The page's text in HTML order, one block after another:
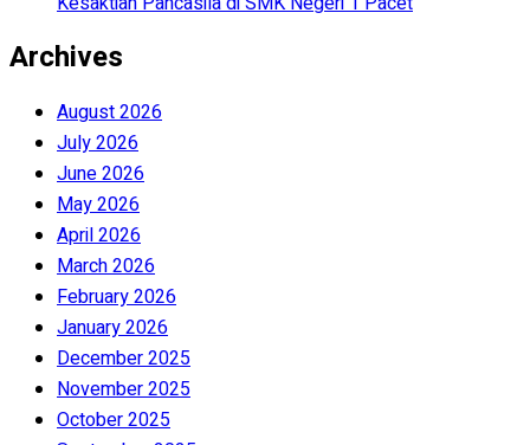
Archives
August 2026
July 2026
June 2026
May 2026
April 2026
March 2026
February 2026
January 2026
December 2025
November 2025
October 2025